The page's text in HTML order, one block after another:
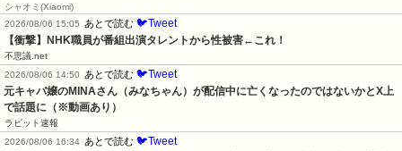
シャオミ(Xiaomi)
2026/08/06 15:05
あとで読む 🐦Tweet
【衝撃】NHK職員が番組出演タレントから性被害←これ！
不思議.net
2026/08/06 14:50
あとで読む 🐦Tweet
元キャバ嬢のMINAさん（みなちゃん）が配信中に亡くなったのではないかとX上
で話題に（※動画あり）
ラビット速報
2026/08/06 16:34 あとで読む 🐦Tweet